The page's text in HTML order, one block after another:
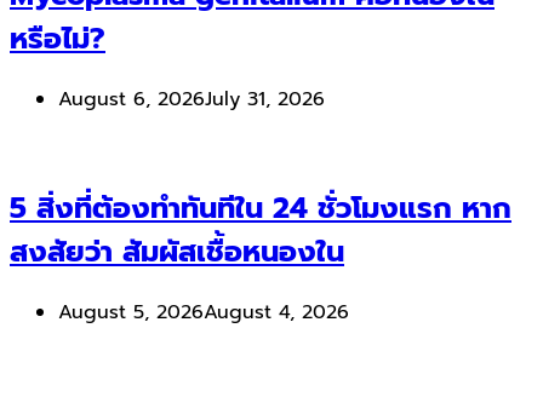
หรือไม่?
August 6, 2026July 31, 2026
5 สิ่งที่ต้องทำทันทีใน 24 ชั่วโมงแรก หาก
สงสัยว่า สัมผัสเชื้อหนองใน
August 5, 2026August 4, 2026